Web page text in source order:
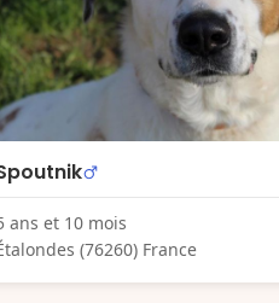
ans et 10 mois
(76260) France